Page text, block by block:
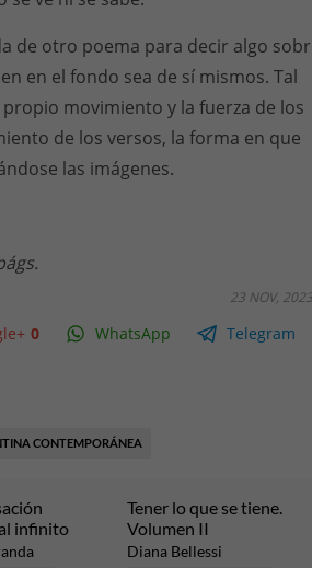
de otro poema para decir algo
en el fondo sea de sí mismos. Tal
movimiento y la fuerza de los
de los versos, la forma en que
las imágenes.
0 WhatsApp Telegram
23 NOV, 2023
CONTEMPORÁNEA
infinito
Tener lo que se tiene.
Volumen II
Diana Bellessi